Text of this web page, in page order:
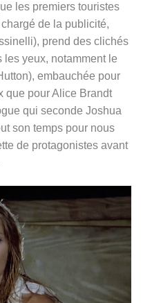
les premiers touristes
de la publicité,
prend des clichés
yeux, notamment le
embauchée pour
que pour Alice Brandt
qui seconde Joshua
son temps pour nous
de protagonistes avant